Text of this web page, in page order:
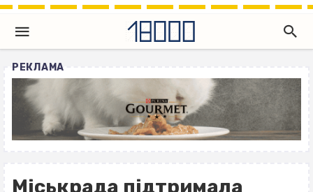
РЕКЛАМА
Міськрада підтримала